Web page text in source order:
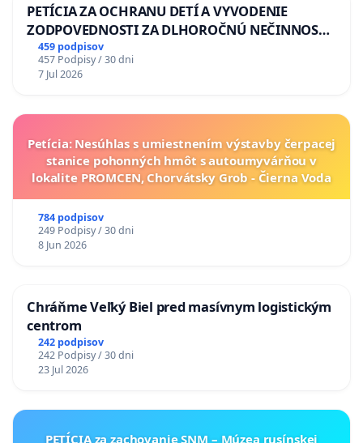
PETÍCIA ZA OCHRANU DETÍ A VYVODENIE
ZODPOVEDNOSTI ZA DLHOROČNÚ NEČINNOSŤ
A ZLYHANIE ŠTÁTU
459 podpisov
457 Podpisy / 30 dni
7 Jul 2026
Petícia: Nesúhlas s umiestnením výstavby čerpacej
stanice pohonných hmôt s autoumyvárňou v
lokalite PROMCEN, Chorvátsky Grob - Čierna Voda
784 podpisov
249 Podpisy / 30 dni
8 Jun 2026
Chráňme Veľký Biel pred masívnym logistickým
centrom
242 podpisov
242 Podpisy / 30 dni
23 Jul 2026
PETÍCIA za zachovanie SNM – Múzea rusínskej